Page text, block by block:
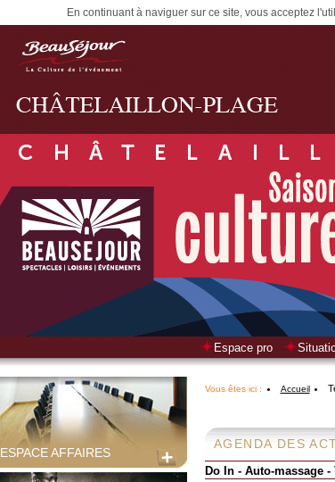
En continuant à naviguer sur ce site, vous acceptez
Espace pro
ESPACE AFFAIRES
Vous êtes ici : Accueil
AGENDA DES
Do In - Auto-massage